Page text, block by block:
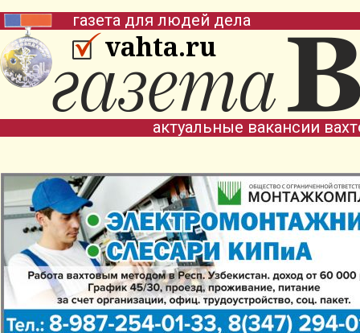
vahta.ru
газета для людей дела
актуальные вакансии